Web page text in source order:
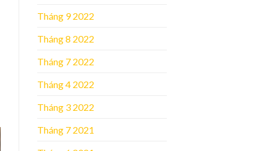
Tháng 9 2022
Tháng 8 2022
Tháng 7 2022
Tháng 4 2022
Tháng 3 2022
Tháng 7 2021